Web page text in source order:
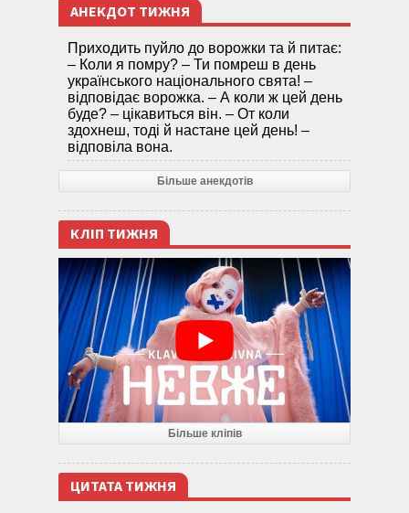
АНЕКДОТ ТИЖНЯ
Приходить пуйло до ворожки та й питає:
– Коли я помру? – Ти помреш в день
українського національного свята! –
відповідає ворожка. – А коли ж цей день
буде? – цікавиться він. – От коли
здохнеш, тоді й настане цей день! –
відповіла вона.
Більше анекдотів
КЛІП ТИЖНЯ
Більше кліпів
ЦИТАТА ТИЖНЯ